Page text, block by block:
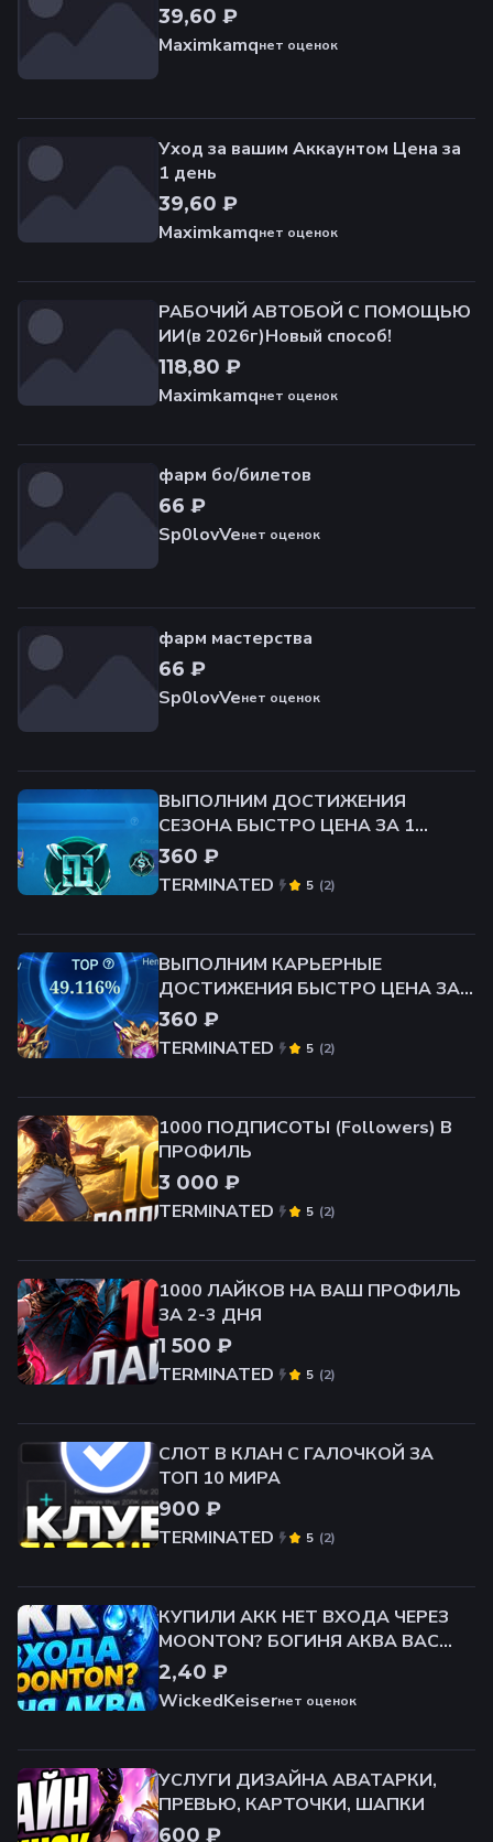
39,60 ₽
Maximkamqнет оценок
Уход за вашим Аккаунтом Цена за
1 день
39,60 ₽
Maximkamqнет оценок
РАБОЧИЙ АВТОБОЙ С ПОМОЩЬЮ
ИИ(в 2026г)Новый способ!
118,80 ₽
Maximkamqнет оценок
фарм бо/билетов
66 ₽
Sp0lovVeнет оценок
фарм мастерства
66 ₽
Sp0lovVeнет оценок
ВЫПОЛНИМ ДОСТИЖЕНИЯ
СЕЗОНА БЫСТРО ЦЕНА ЗА 1
ШТУКУ
360 ₽
TERMINATED
(2)
5
ВЫПОЛНИМ КАРЬЕРНЫЕ
ДОСТИЖЕНИЯ БЫСТРО ЦЕНА ЗА 1
ШТУКУ
360 ₽
TERMINATED
(2)
5
1000 ПОДПИСОТЫ (Followers) В
ПРОФИЛЬ
3 000 ₽
TERMINATED
(2)
5
1000 ЛАЙКОВ НА ВАШ ПРОФИЛЬ
ЗА 2-3 ДНЯ
1 500 ₽
TERMINATED
(2)
5
СЛОТ В КЛАН С ГАЛОЧКОЙ ЗА
ТОП 10 МИРА
900 ₽
TERMINATED
(2)
5
КУПИЛИ АКК НЕТ ВХОДА ЧЕРЕЗ
MOONTON? БОГИНЯ АКВА ВАС
СПАСЁТ!
2,40 ₽
WickedKeiserнет оценок
УСЛУГИ ДИЗАЙНА АВАТАРКИ,
ПРЕВЬЮ, КАРТОЧКИ, ШАПКИ
600 ₽